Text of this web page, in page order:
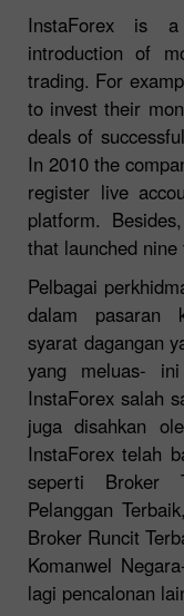
InstaForex is
introduction of
trading. For
to invest their
deals of
In 2010 the
register live
platform.
that launched
Pelbagai
dalam pasaran
syarat dagangan
yang meluas-
InstaForex salah
juga disahkan
InstaForex telah
seperti Broker
Pelanggan
Broker Runcit
Komanwel
lagi pencalonan